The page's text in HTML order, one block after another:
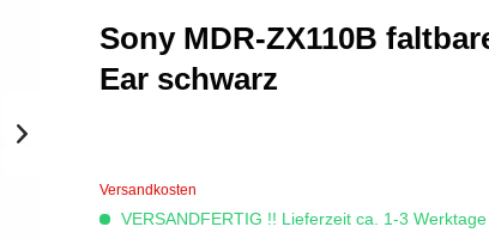
Sony MDR-ZX110B
Ear schwarz
Versandkosten
VERSANDFERTIG !! Lieferzeit ca. 1-3 Werktage